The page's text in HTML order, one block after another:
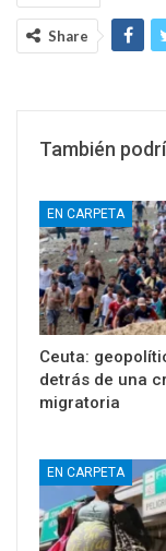
Share
También
EN CARPETA
Ceuta:
detrás de una
migratoria
EN CARPETA